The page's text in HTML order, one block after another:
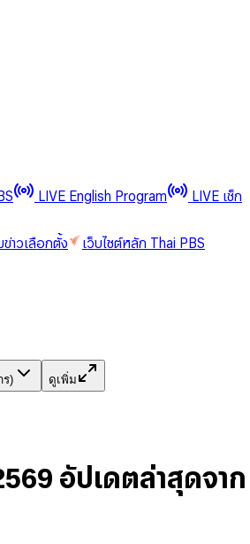
LIVE English Program
LIVE เช็ก
าวเลือกตั้ง
เว็บไซต์หลัก Thai PBS
ร) ดูเพิ่ม
อัปเดตล่าสุดจาก